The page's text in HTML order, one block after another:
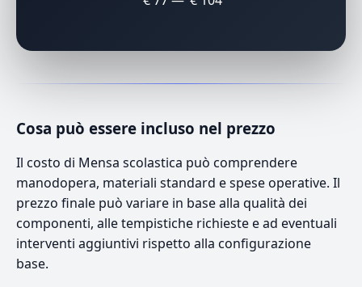
Cosa può essere incluso nel prezzo
Il costo di Mensa scolastica può comprendere
manodopera, materiali standard e spese operative. Il
prezzo finale può variare in base alla qualità dei
componenti, alle tempistiche richieste e ad eventuali
interventi aggiuntivi rispetto alla configurazione
base.